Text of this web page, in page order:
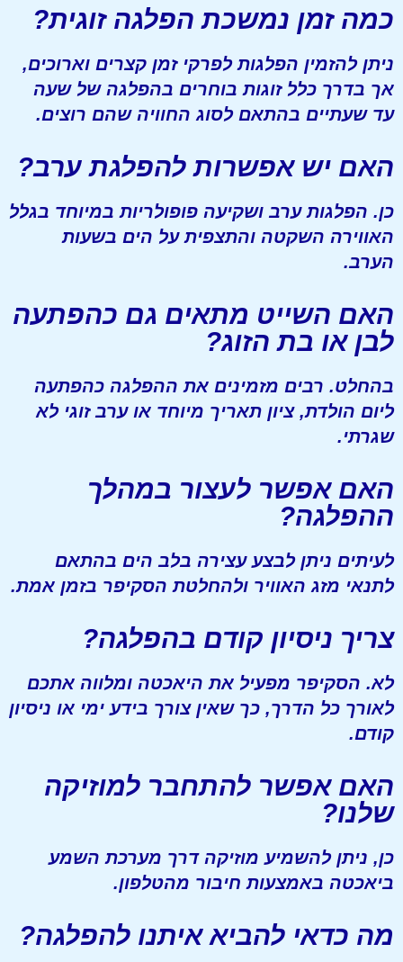
כמה זמן נמשכת הפלגה זוגית?
ניתן להזמין הפלגות לפרקי זמן קצרים וארוכים,
אך בדרך כלל זוגות בוחרים בהפלגה של שעה
עד שעתיים בהתאם לסוג החוויה שהם רוצים.
האם יש אפשרות להפלגת ערב?
כן. הפלגות ערב ושקיעה פופולריות במיוחד בגלל
האווירה השקטה והתצפית על הים בשעות
הערב.
האם השייט מתאים גם כהפתעה
לבן או בת הזוג?
בהחלט. רבים מזמינים את ההפלגה כהפתעה
ליום הולדת, ציון תאריך מיוחד או ערב זוגי לא
שגרתי.
האם אפשר לעצור במהלך
ההפלגה?
לעיתים ניתן לבצע עצירה בלב הים בהתאם
לתנאי מזג האוויר ולהחלטת הסקיפר בזמן אמת.
צריך ניסיון קודם בהפלגה?
לא. הסקיפר מפעיל את היאכטה ומלווה אתכם
לאורך כל הדרך, כך שאין צורך בידע ימי או ניסיון
קודם.
האם אפשר להתחבר למוזיקה
שלנו?
כן, ניתן להשמיע מוזיקה דרך מערכת השמע
ביאכטה באמצעות חיבור מהטלפון.
מה כדאי להביא איתנו להפלגה?